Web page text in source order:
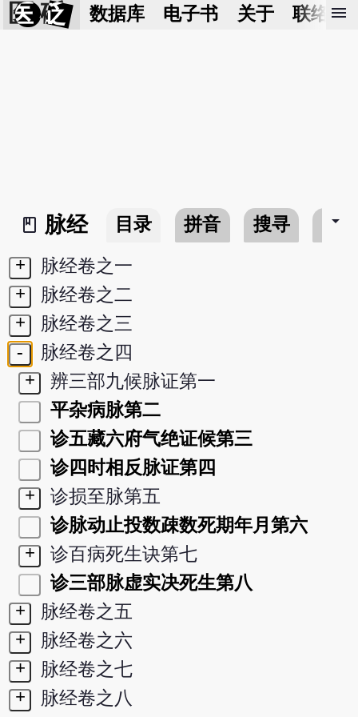
医 砭 数据库 电子书 关于 联络我
menu
book_2
脉经 目录 拼音 搜寻 书介
arrow_drop_down
+
脉经卷之一
+
脉经卷之二
+
脉经卷之三
-
脉经卷之四
+
辨三部九候脉证第一
平杂病脉第二
诊五藏六府气绝证候第三
诊四时相反脉证第四
+
诊损至脉第五
诊脉动止投数疎数死期年月第六
+
诊百病死生诀第七
诊三部脉虚实决死生第八
+
脉经卷之五
+
脉经卷之六
+
脉经卷之七
+
脉经卷之八